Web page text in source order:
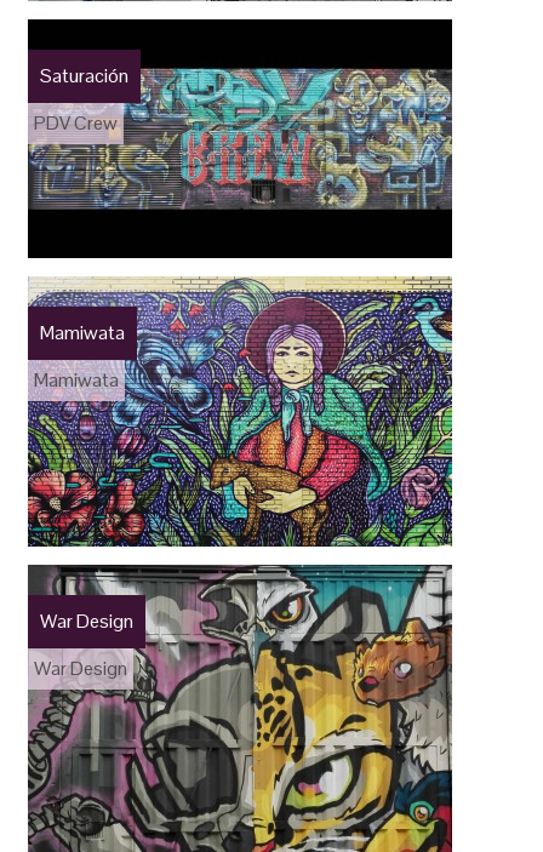
Saturación
PDV Crew
Mamiwata
Mamiwata
War Design
War Design